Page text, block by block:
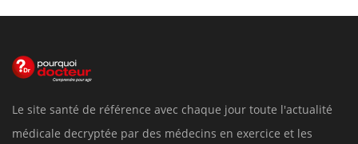
Le site santé de référence avec chaque jour toute l'actualité
médicale decryptée par des médecins en exercice et les